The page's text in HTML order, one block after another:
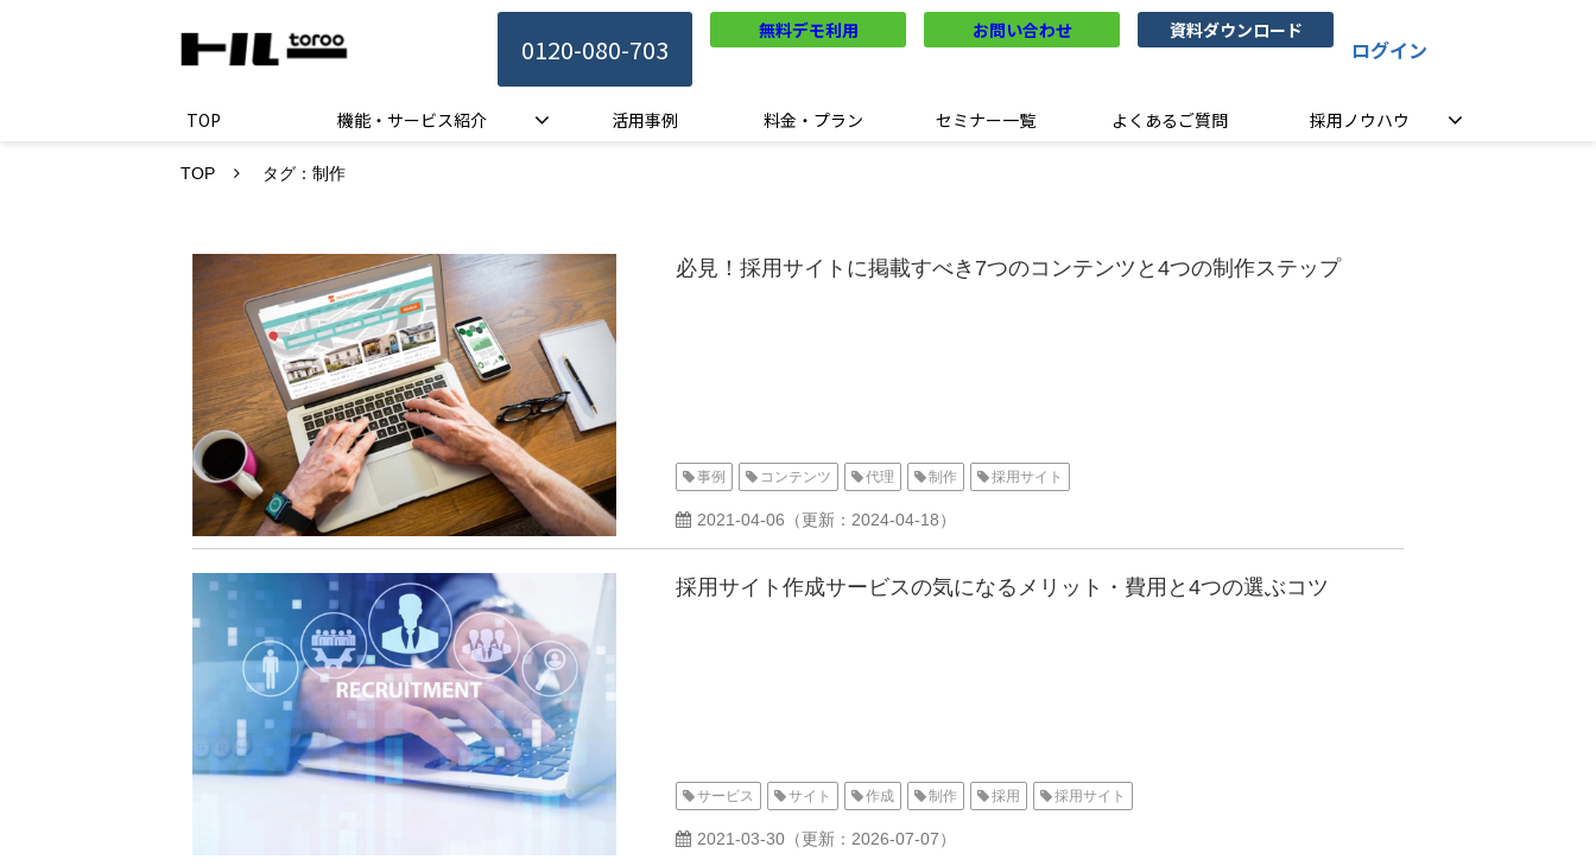
0120-080-703
無料デモ利用 お問い合わせ 資料ダウンロード
ログイン
TOP 機能・サービス紹介 活用事例 料金・プラン セミナー一覧 よくあるご質問 採用ノウハウ
TOP タグ：制作
必見！採用サイトに掲載すべき7つのコンテンツと4つの制作ステップ
事例 コンテンツ 代理 制作 採用サイト
2021-04-06 （更新： 2024-04-18）
採用サイト作成サービスの気になるメリット・費用と4つの選ぶコツ
サービス サイト 作成 制作 採用 採用サイト
2021-03-30 （更新： 2026-07-07）